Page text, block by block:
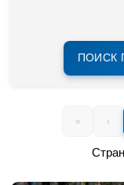
ПОИСК
« ‹